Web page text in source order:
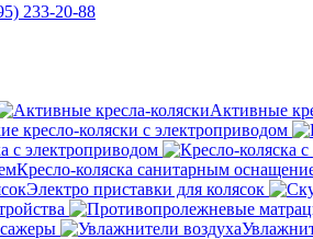
233-20-88
Активные
кресло-коляски с электроприводом
с электроприводом
Кресло-коляска санитарным
Электро приставки для колясок